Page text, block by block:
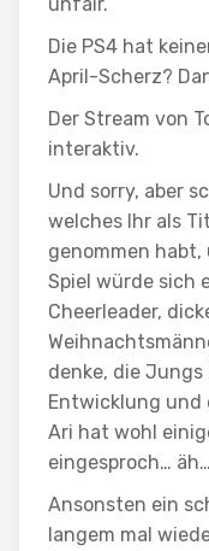
Die PS4 hat
April-Scherz?
Der Stream von
interaktiv.
Und sorry, aber
welches Ihr als
genommen
Spiel würde sich
Cheerleader,
denke, die
Entwicklung und
Ari hat wohl
eingesproch…
Ansonsten ein
langem mal